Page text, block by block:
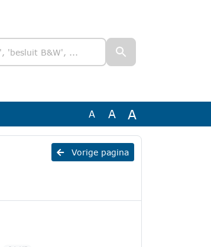
A A A
Vorige pagina